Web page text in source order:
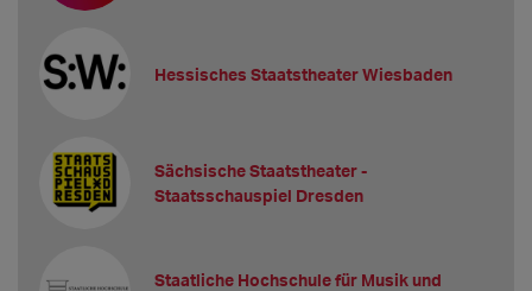
Hessisches Staatstheater Wiesbaden
Sächsische Staatstheater -
Staatsschauspiel Dresden
Staatliche Hochschule für Musik und